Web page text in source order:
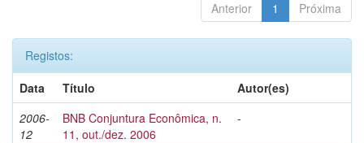
Anterior 1 Próxima
Registos:
Data
Título
Autor(es)
2006-
12
BNB Conjuntura Econômica, n.
11, out./dez. 2006
-